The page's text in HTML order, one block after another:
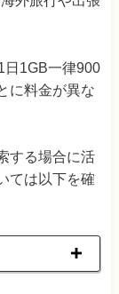
日1GB一律900
に料金が異な
する場合に活
ては以下を確